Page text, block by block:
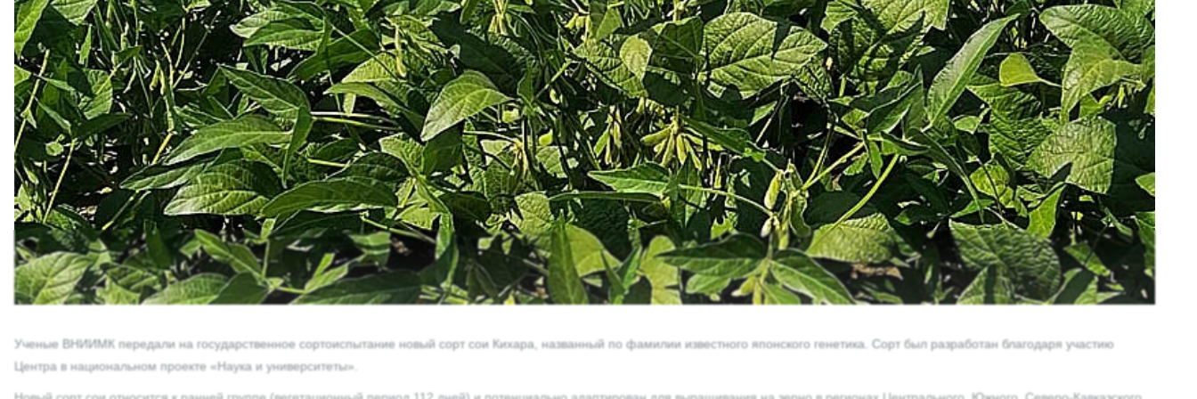
Ученые ВНИИМК передали на государственное сортоиспытание новый сорт сои Кихара, названный по фамилии известного японского генетика. Сорт был разработан благодаря участию
Центра в национальном проекте «Наука и университеты».